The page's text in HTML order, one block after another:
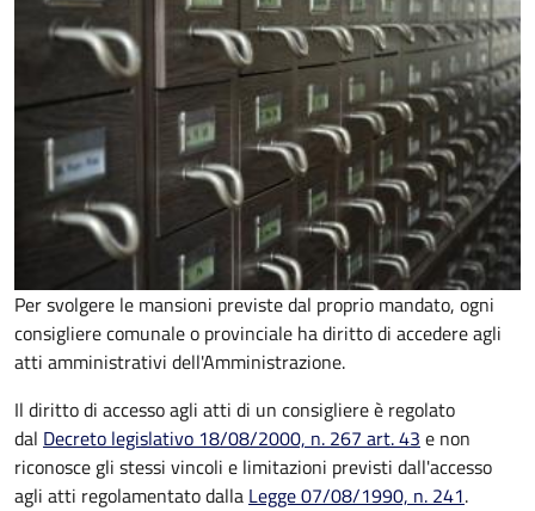
Per svolgere le mansioni previste dal proprio mandato, ogni
consigliere comunale o provinciale ha diritto di accedere agli
atti amministrativi dell'Amministrazione.
Il diritto di accesso agli atti di un consigliere è regolato
dal Decreto legislativo 18/08/2000, n. 267 art. 43 e non
riconosce gli stessi vincoli e limitazioni previsti dall'accesso
agli atti regolamentato dalla Legge 07/08/1990, n. 241.